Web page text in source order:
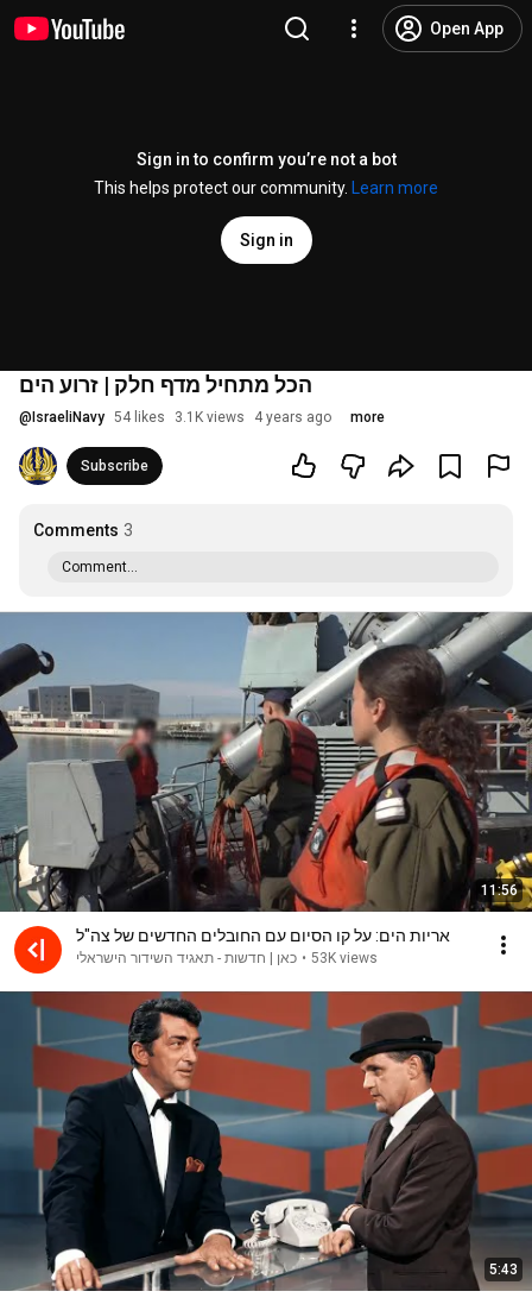
Open App
Sign in to confirm you’re not a bot
This helps protect our community.
Learn more
Sign in
הכל מתחיל מדף חלק | זרוע הים
@ IsraeliNavy 54 likes 3.1K views 4 years ago more
Subscribe
Comments 3
Comment...
11:56
אריות הים: על קו הסיום עם החובלים החדשים של צה"ל
כאן | חדשות - תאגיד השידור הישראלי • 53K views
5:43